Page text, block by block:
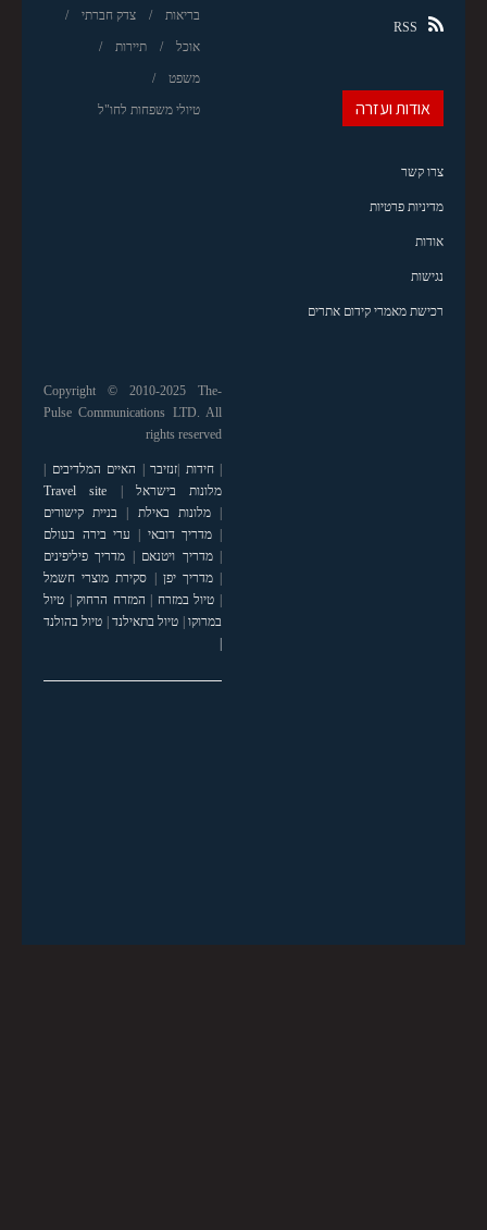
בריאות צדק חברתי
אוכל תיירות
משפט
טיולי משפחות לחו"ל
RSS
אודות ועזרה
צרו קשר
מדיניות פרטיות
אודות
נגישות
רכישת מאמרי קידום אתרים
Copyright © 2010-2025 The-
Pulse Communications LTD. All
rights reserved
|חידות |זנזיבר | האיים המלדיבים |
מלונות בישראל |
Travel site
|מלונות באילת | בניית קישורים
| מדריך דובאי | ערי בירה בעולם
|מדריך ויטנאם | מדריך פיליפינים
|מדריך יפן | סקירת מוצרי חשמל
| טיול במזרח | המזרח הרחוק| טיול
במרוקו| טיול בתאילנד| טיול בהולנד
|